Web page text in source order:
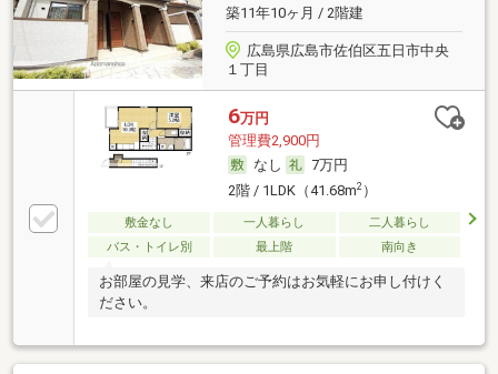
築11年10ヶ月 / 2階建
広島県広島市佐伯区五日市中央
１丁目
6万円
管理費2,900円
なし
7万円
2階 / 1LDK（41.68m2）
敷金なし 一人暮らし
二人暮らし
バス・トイレ別
最上階 南向き
お部屋の見学、来店のご予約はお気軽にお申し付けく
ださい。